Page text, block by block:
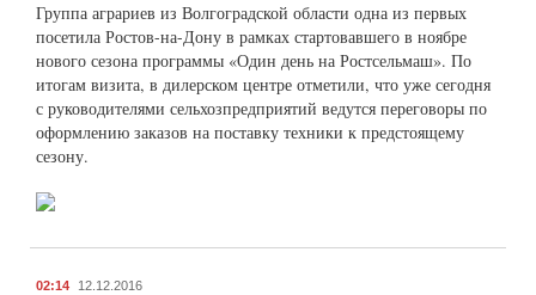
Группа аграриев из Волгоградской области одна из первых
посетила Ростов-на-Дону в рамках стартовавшего в ноябре
нового сезона программы «Один день на Ростсельмаш». По
итогам визита, в дилерском центре отметили, что уже сегодня
с руководителями сельхозпредприятий ведутся переговоры по
оформлению заказов на поставку техники к предстоящему
сезону.
02:14 12.12.2016